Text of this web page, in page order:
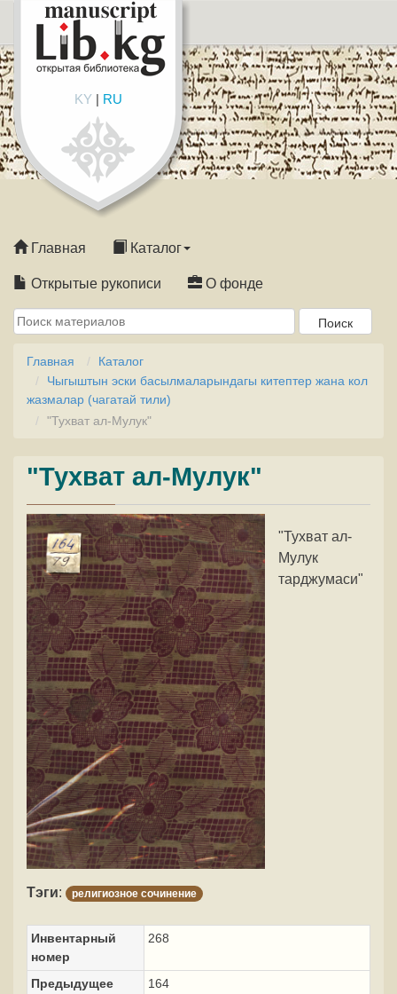
KY| RU
Главная Каталог
Открытые рукописи О фонде
Главная
Каталог
Чыгыштын эски басылмаларындагы китептер жана кол
жазмалар (чагатай тили)
"Тухват ал-Мулук"
"Тухват ал-Мулук"
"Тухват ал-
Мулук
тарджумаси"
Тэги: религиозное сочинение
Инвентарный
номер
268
Предыдущее
164